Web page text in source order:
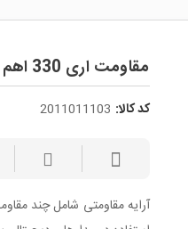
مقاومت اری 330 اهم 10 پایه
کد کالا: 2011011103